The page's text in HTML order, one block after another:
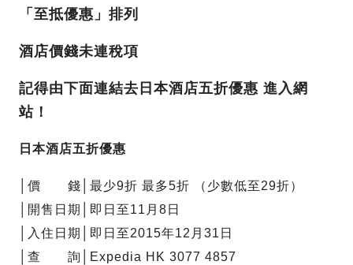
「至抵優惠」排列
酒店價錢未連稅項
記得由下面連結去日本酒店五折優惠 進入網
站！
日本酒店五折優惠
│價 錢│最少9折 最多5折 （少數低至29折）
│開售日期│即日至11月8日
│入住日期│即日至2015年12月31日
│查 詢│Expedia HK 3077 4857